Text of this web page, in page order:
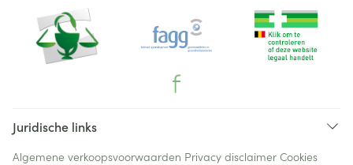
Juridische links
Algemene verkoopsvoorwaarden Privacy disclaimer Cookies